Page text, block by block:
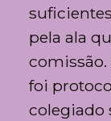
pela ala
comissão.
foi
colegiado